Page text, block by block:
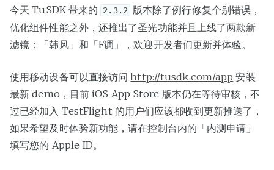
今天 TuSDK 带来的 2.3.2
版本除了例行修复个别错误，
优化组件性能之外，还推出了圣光功能并且上线了两款新
滤镜：「韩风」和「F调」，欢迎开发者们更新并体验。
使用移动设备可以直接访问http://tusdk.com/app 安装
最新 demo，目前 iOS App Store 版本仍在等待审核，不
过已经加入 TestFlight 的用户们应该都收到更新推送了，
如果希望及时体验新功能，请在控制台内的「内测申请」
填写您的 Apple ID。